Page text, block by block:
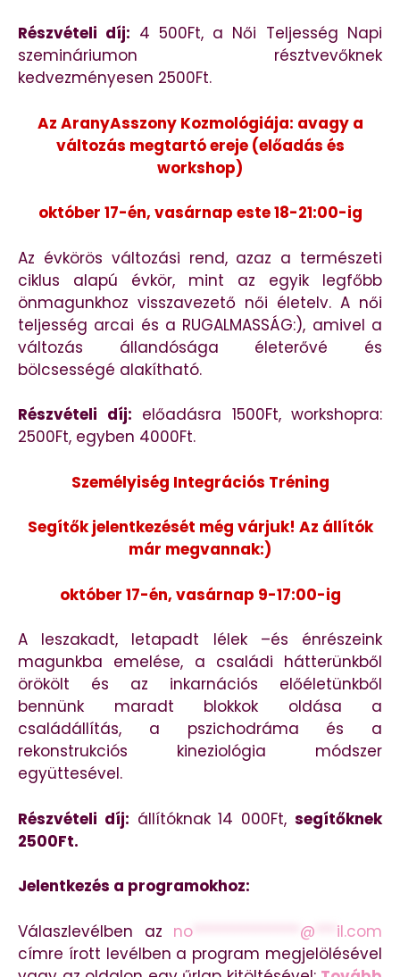
Részvételi díj: 4 500Ft, a Női Teljesség Napi
szemináriumon résztvevőknek
kedvezményesen 2500Ft.
Az AranyAsszony Kozmológiája: avagy a
változás megtartó ereje (előadás és
workshop)
október 17-én, vasárnap este 18-21:00-ig
Az évkörös változási rend, azaz a természeti
ciklus alapú évkör, mint az egyik legfőbb
önmagunkhoz visszavezető női életelv. A női
teljesség arcai és a RUGALMASSÁG:), amivel a
változás állandósága életerővé és
bölcsességé alakítható.
Részvételi díj: előadásra 1500Ft, workshopra:
2500Ft, egyben 4000Ft.
Személyiség Integrációs Tréning
Segítők jelentkezését még várjuk! Az állítók
már megvannak:)
október 17-én, vasárnap 9-17:00-ig
A leszakadt, letapadt lélek –és énrészeink
magunkba emelése, a családi hátterünkből
örökölt és az inkarnációs előéletünkből
bennünk maradt blokkok oldása a
családállítás, a pszichodráma és a
rekonstrukciós kineziológia módszer
együttesével.
Részvételi díj: állítóknak 14 000Ft,segítőknek
2500Ft.
Jelentkezés a programokhoz:
Válaszlevélben az no @
il.com
címre írott levélben a program megjelölésével